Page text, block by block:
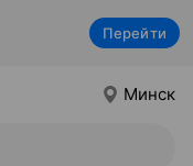
Перейти
Минск